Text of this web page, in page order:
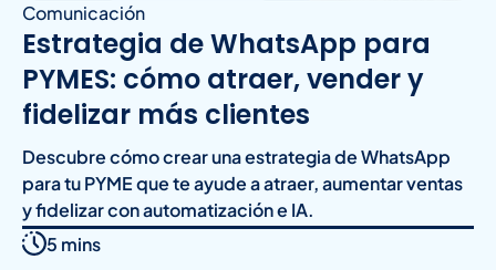
Comunicación
Estrategia de WhatsApp para
PYMES: cómo atraer, vender y
fidelizar más clientes
Descubre cómo crear una estrategia de WhatsApp
para tu PYME que te ayude a atraer, aumentar ventas
y fidelizar con automatización e IA.
5 mins